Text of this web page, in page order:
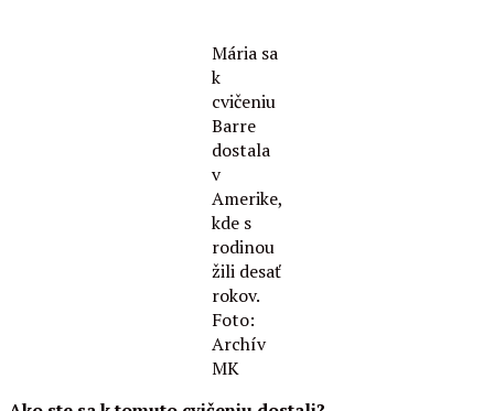
Mária sa
k
cvičeniu
Barre
dostala
v
Amerike,
kde s
rodinou
žili desať
rokov.
Foto:
Archív
MK